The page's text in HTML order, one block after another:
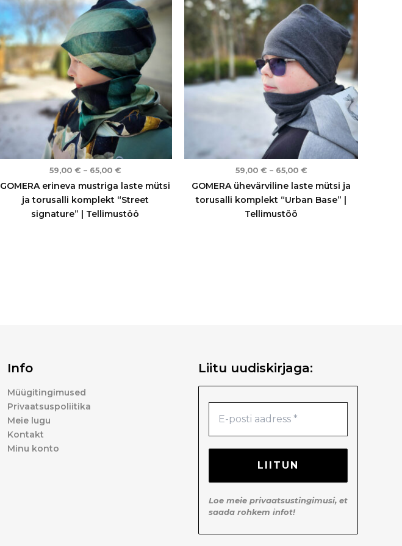
59,00 € – 65,00 €
kuni
65,00 €
GOMERA erineva mustriga laste mütsi
ja torusalli komplekt “Street
signature” | Tellimustöö
59,00 € – 65,00 €
kuni
65,00 €
GOMERA ühevärviline laste mütsi ja
torusalli komplekt “Urban Base” |
Tellimustöö
Info
Müügitingimused
Privaatsuspoliitika
Meie lugu
Kontakt
Minu konto
Liitu uudiskirjaga:
Loe meie privaatsustingimusi, et
saada rohkem infot!